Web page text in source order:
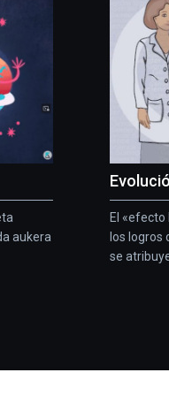
aukera
El
los logros
se atribuye